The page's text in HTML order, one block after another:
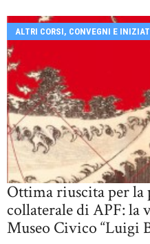
ALTRI CORSI, CONVEGNI E
Ottima riuscita per
collaterale di APF: la
Museo Civico “Luigi